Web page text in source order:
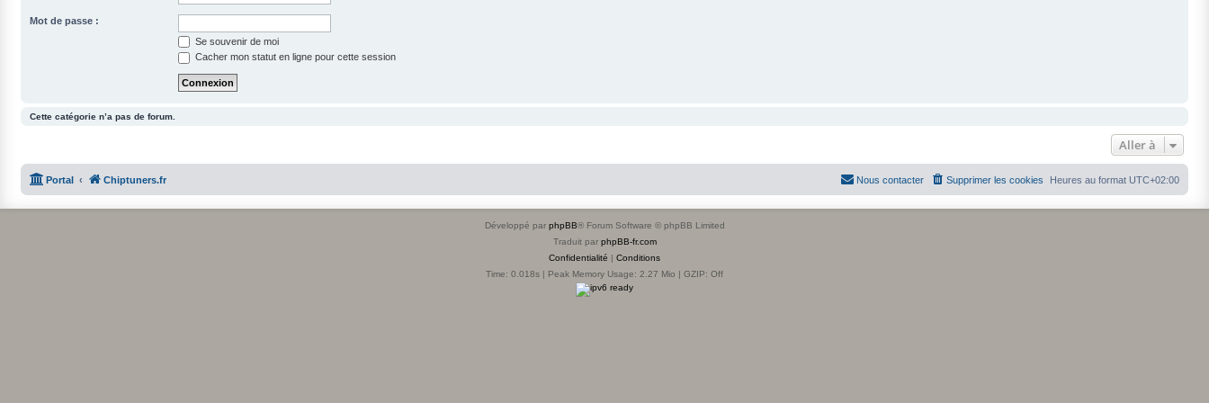
Mot de passe :
Se souvenir de moi
Cacher mon statut en ligne pour cette session
Cette catégorie n’a pas de forum.
Aller à
Portal Chiptuners.fr Heures au format UTC+02:00
Supprimer les cookies
Nous contacter
Développé par phpBB® Forum Software © phpBB Limited
Traduit par phpBB-fr.com
Confidentialité | Conditions
Time: 0.018s | Peak Memory Usage: 2.27 Mio | GZIP: Off